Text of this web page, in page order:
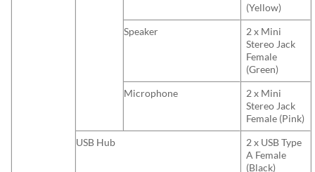
(Yellow)
Speaker
2 x Mini
Stereo Jack
Female
(Green)
Microphone
2 x Mini
Stereo Jack
Female (Pink)
USB Hub
2 x USB Type
A Female
(Black)